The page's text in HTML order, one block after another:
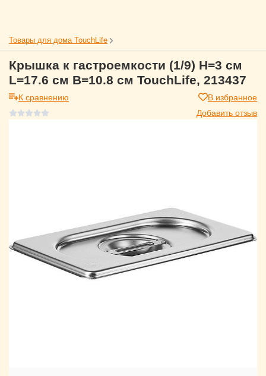
Товары для дома TouchLife
Крышка к гастроемкости (1/9) H=3 см
L=17.6 см B=10.8 см TouchLife, 213437
К сравнению
В избранное
Добавить отзыв